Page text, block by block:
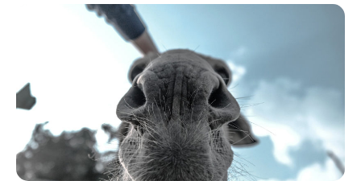
https://www.ruadireita.pt/wp-
content/uploads/2020/04/burro-